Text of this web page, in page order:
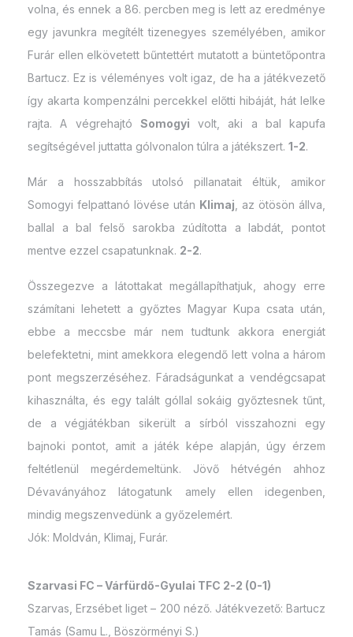
volna, és ennek a 86. percben meg is lett az eredménye
egy javunkra megítélt tizenegyes személyében, amikor
Furár ellen elkövetett bűntettért mutatott a büntetőpontra
Bartucz. Ez is véleményes volt igaz, de ha a játékvezető
így akarta kompenzálni percekkel előtti hibáját, hát lelke
rajta. A végrehajtó Somogyi volt, aki a bal kapufa
segítségével juttatta gólvonalon túlra a játékszert. 1-2.
Már a hosszabbítás utolsó pillanatait éltük, amikor
Somogyi felpattanó lövése után Klimaj , az ötösön állva,
ballal a bal felső sarokba zúdította a labdát, pontot
mentve ezzel csapatunknak. 2-2.
Összegezve a látottakat megállapíthatjuk, ahogy erre
számítani lehetett a győztes Magyar Kupa csata után,
ebbe a meccsbe már nem tudtunk akkora energiát
belefektetni, mint amekkora elegendő lett volna a három
pont megszerzéséhez. Fáradságunkat a vendégcsapat
kihasználta, és egy talált góllal sokáig győztesnek tűnt,
de a végjátékban sikerült a sírból visszahozni egy
bajnoki pontot, amit a játék képe alapján, úgy érzem
feltétlenül megérdemeltünk. Jövő hétvégén ahhoz
Dévaványához látogatunk amely ellen idegenben,
mindig megszenvedünk a győzelemért.
Jók: Moldván, Klimaj, Furár.
Szarvasi FC – Várfürdő-Gyulai TFC 2-2 (0-1)
Szarvas, Erzsébet liget – 200 néző. Játékvezető: Bartucz
Tamás (Samu L., Böszörményi S.)